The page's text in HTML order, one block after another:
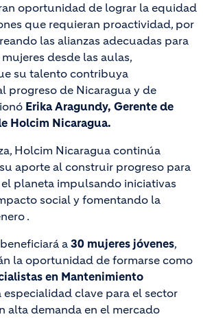
oportunidad de lograr la equidad
que requieran proactividad, por
las alianzas adecuadas para
desde las aulas,
su talento contribuya
progreso de Nicaragua y de
Erika Aragundy, Gerente de
Holcim Nicaragua.
Holcim Nicaragua continúa
aporte al construir progreso para
el planeta impulsando iniciativas
social y fomentando la
.
a 30 mujeres jóvenes,
la oportunidad de formarse como
en Mantenimiento
especialidad clave para el sector
alta demanda en el mercado